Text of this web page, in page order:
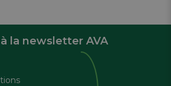
la newsletter AVA